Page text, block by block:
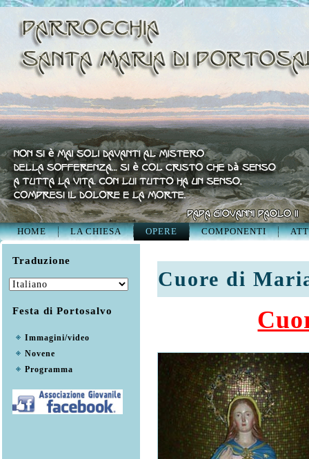
HOME LA CHIESA OPERE COMPONENTI
Traduzione
Festa di Portosalvo
Immagini/video
Novene
Programma
Cuore di